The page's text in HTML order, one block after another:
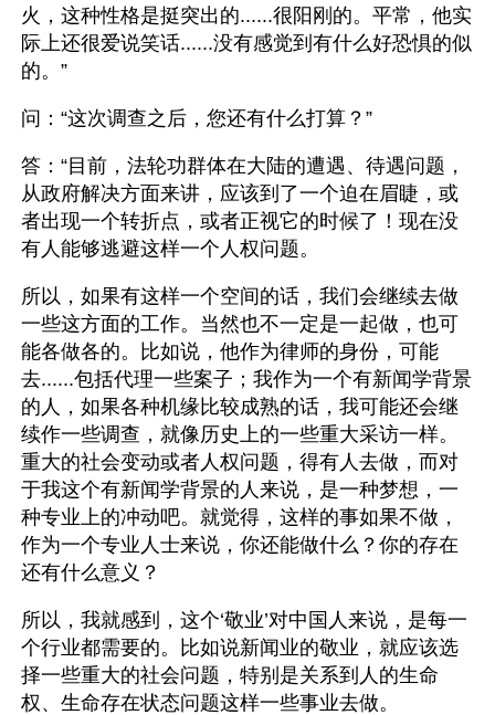
火，这种性格是挺突出的......很阳刚的。平常，他实
际上还很爱说笑话......没有感觉到有什么好恐惧的似
的。”
问：“这次调查之后，您还有什么打算？”
答：“目前，法轮功群体在大陆的遭遇、待遇问题，
从政府解决方面来讲，应该到了一个迫在眉睫，或
者出现一个转折点，或者正视它的时候了！现在没
有人能够逃避这样一个人权问题。
所以，如果有这样一个空间的话，我们会继续去做
一些这方面的工作。当然也不一定是一起做，也可
能各做各的。比如说，他作为律师的身份，可能
去......包括代理一些案子；我作为一个有新闻学背景
的人，如果各种机缘比较成熟的话，我可能还会继
续作一些调查，就像历史上的一些重大采访一样。
重大的社会变动或者人权问题，得有人去做，而对
于我这个有新闻学背景的人来说，是一种梦想，一
种专业上的冲动吧。就觉得，这样的事如果不做，
作为一个专业人士来说，你还能做什么？你的存在
还有什么意义？
所以，我就感到，这个‘敬业’对中国人来说，是每一
个行业都需要的。比如说新闻业的敬业，就应该选
择一些重大的社会问题，特别是关系到人的生命
权、生命存在状态问题这样一些事业去做。